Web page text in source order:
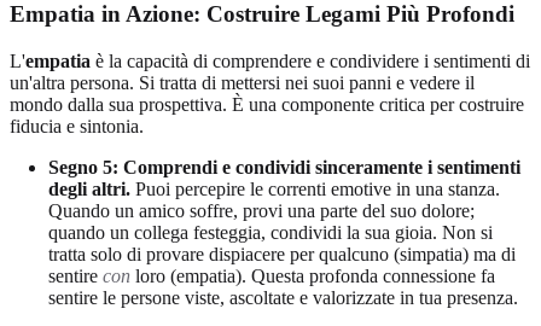
Empatia in Azione: Costruire Legami Più Profondi
L'empatia è la capacità di comprendere e condividere i sentimenti di
un'altra persona. Si tratta di mettersi nei suoi panni e vedere il
mondo dalla sua prospettiva. È una componente critica per costruire
fiducia e sintonia.
Segno 5: Comprendi e condividi sinceramente i sentimenti
degli altri. Puoi percepire le correnti emotive in una stanza.
Quando un amico soffre, provi una parte del suo dolore;
quando un collega festeggia, condividi la sua gioia. Non si
tratta solo di provare dispiacere per qualcuno (simpatia) ma di
sentire con loro (empatia). Questa profonda connessione fa
sentire le persone viste, ascoltate e valorizzate in tua presenza.